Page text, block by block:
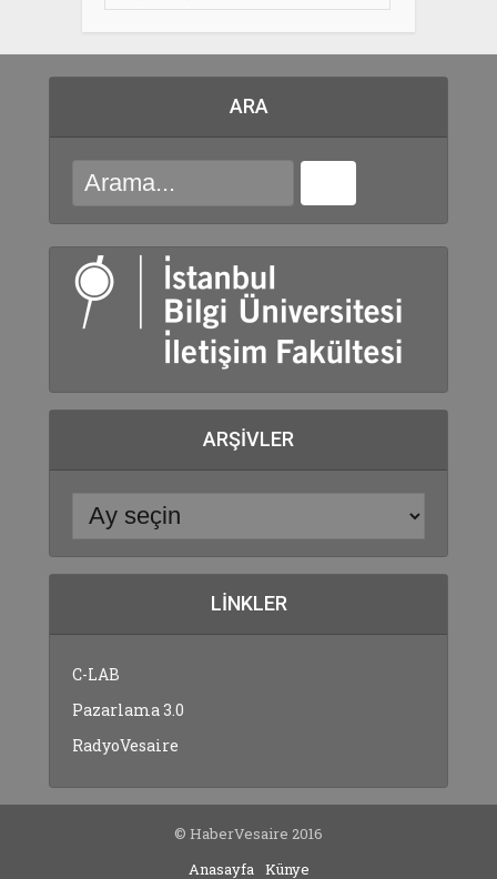
ARA
ARŞIVLER
LINKLER
C-LAB
Pazarlama 3.0
RadyoVesaire
© HaberVesaire 2016
Anasayfa Künye